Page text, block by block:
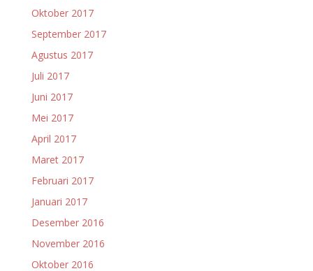
Oktober 2017
September 2017
Agustus 2017
Juli 2017
Juni 2017
Mei 2017
April 2017
Maret 2017
Februari 2017
Januari 2017
Desember 2016
November 2016
Oktober 2016